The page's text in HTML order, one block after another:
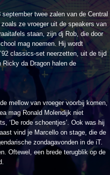
twee zalen van de Central
ze vroeger uit de speakers van
staan, zijn dj Rob, die door
mag noemen. Hij wordt
classics-set neerzetten, uit de tijd
da Dragon halen de
mellow van vroeger voorbij komen,
mag Ronald Molendijk niet
‘De rode schoentjes’. Ook was hij
vind je Marcello on stage, die de
zondagavonden in de iT.
Oftewel, een brede terugblik op de